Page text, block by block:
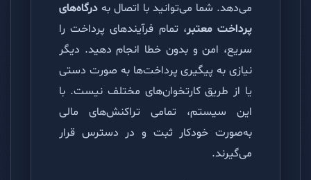
می‌دهد. شما می‌توانید با اتصال به درگاه‌های
پرداخت معتبر، تمام فرآیندهای پرداخت را
سریع، امن و بدون خطا انجام دهید. دیگر
نیازی به پیگیری پرداخت‌ها به صورت دستی
یا از طریق کارتخوان‌های مختلف نیست. با
این سیستم، تمامی تراکنش‌های مالی
به‌صورت خودکار ثبت و در دسترس قرار
می‌گیرند.